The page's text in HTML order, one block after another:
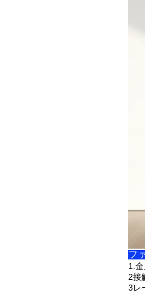
フ
1.
2接
3レ